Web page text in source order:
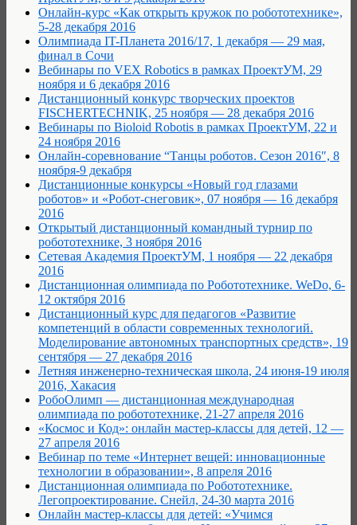
Онлайн-курс «Как открыть кружок по робототехнике»,
5-28 декабря 2016
Олимпиада IT-Планета 2016/17, 1 декабря — 29 мая,
финал в Сочи
Вебинары по VEX Robotics в рамках ПроектУМ, 29
ноября и 6 декабря 2016
Дистанционный конкурс творческих проектов
FISCHERTECHNIK, 25 ноября — 28 декабря 2016
Вебинары по Bioloid Robotis в рамках ПроектУМ, 22 и
24 ноября 2016
Онлайн-соревнование “Танцы роботов. Сезон 2016″, 8
ноября-9 декабря
Дистанционные конкурсы «Новый год глазами
роботов» и «Робот-снеговик», 07 ноября — 16 декабря
2016
Открытый дистанционный командный турнир по
робототехнике, 3 ноября 2016
Сетевая Академия ПроектУМ, 1 ноября — 22 декабря
2016
Дистанционная олимпиада по Робототехнике. WeDo, 6-
12 октября 2016
Дистанционный курс для педагогов «Развитие
компетенций в области современных технологий.
Моделирование автономных транспортных средств», 19
сентября — 27 декабря 2016
Летняя инженерно-техническая школа, 24 июня-19 июля
2016, Хакасия
РобоОлимп — дистанционная международная
олимпиада по робототехнике, 21-27 апреля 2016
«Космос и Код»: онлайн мастер-классы для детей, 12 —
27 апреля 2016
Вебинар по теме «Интернет вещей: инновационные
технологии в образовании», 8 апреля 2016
Дистанционная олимпиада по Робототехнике.
Легопроектирование. Снейл, 24-30 марта 2016
Онлайн мастер-классы для детей: «Учимся